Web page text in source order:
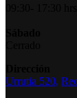
Urrutia 520,